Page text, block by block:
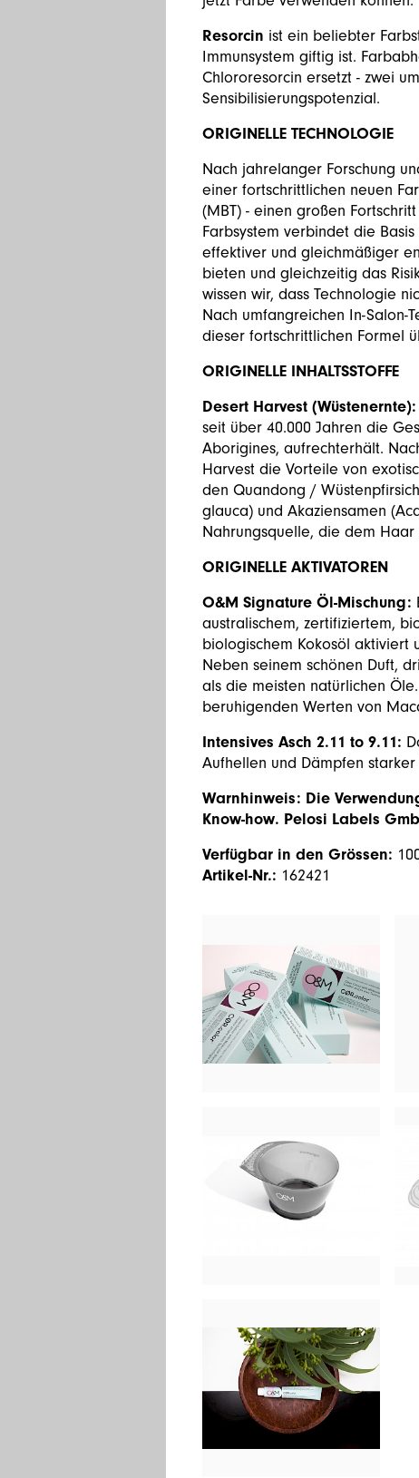
Resorcin ist ein beliebter
Immunsystem giftig ist.
Chlororesorcin ersetzt - zwei
Sensibilisierungspotenzial.
ORIGINELLE TECHNOLOGIE
Nach jahrelanger Forschung
einer fortschrittlichen neuen
(MBT) - einen großen
Farbsystem verbindet die
effektiver und gleichmäßiger
bieten und gleichzeitig das
wissen wir, dass Technologie
Nach umfangreichen In-Salon-
dieser fortschrittlichen Formel
ORIGINELLE INHALTSSTOFFE
Desert Harvest (Wüstenernte):
seit über 40.000 Jahren die
Aborigines, aufrechterhält.
Harvest die Vorteile von
den Quandong /
glauca) und Akaziensamen
Nahrungsquelle, die dem
ORIGINELLE AKTIVATOREN
O&M Signature Öl-Mischung:
australischem, zertifiziertem,
biologischem Kokosöl aktiviert
Neben seinem schönen Duft,
als die meisten natürlichen
beruhigenden Werten von
Intensives Asch 2.11 to 9.11:
Aufhellen und Dämpfen
Warnhinweis: Die
Know-how. Pelosi Labels
Verfügbar in den Grössen:
Artikel-Nr.: 162421